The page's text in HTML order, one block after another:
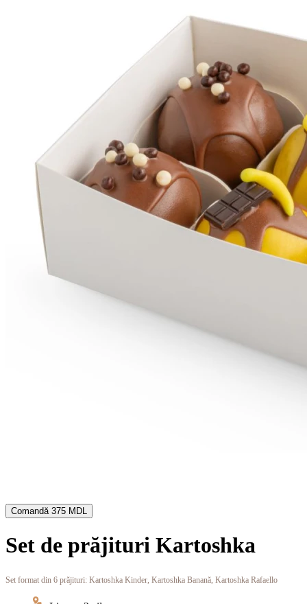
Comandă 375 MDL
Set de prăjituri Kartoshka
Set format din 6 prăjituri: Kartoshka Kinder, Kartoshka Banană, Kartoshka Rafaello